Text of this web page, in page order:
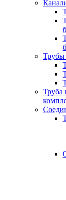
Трубы
Труба